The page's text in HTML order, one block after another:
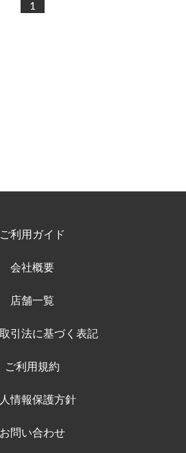
1
ご利用ガイド
会社概要
店舗一覧
引法に基づく表記
ご利用規約
情報保護方針
お問い合わせ